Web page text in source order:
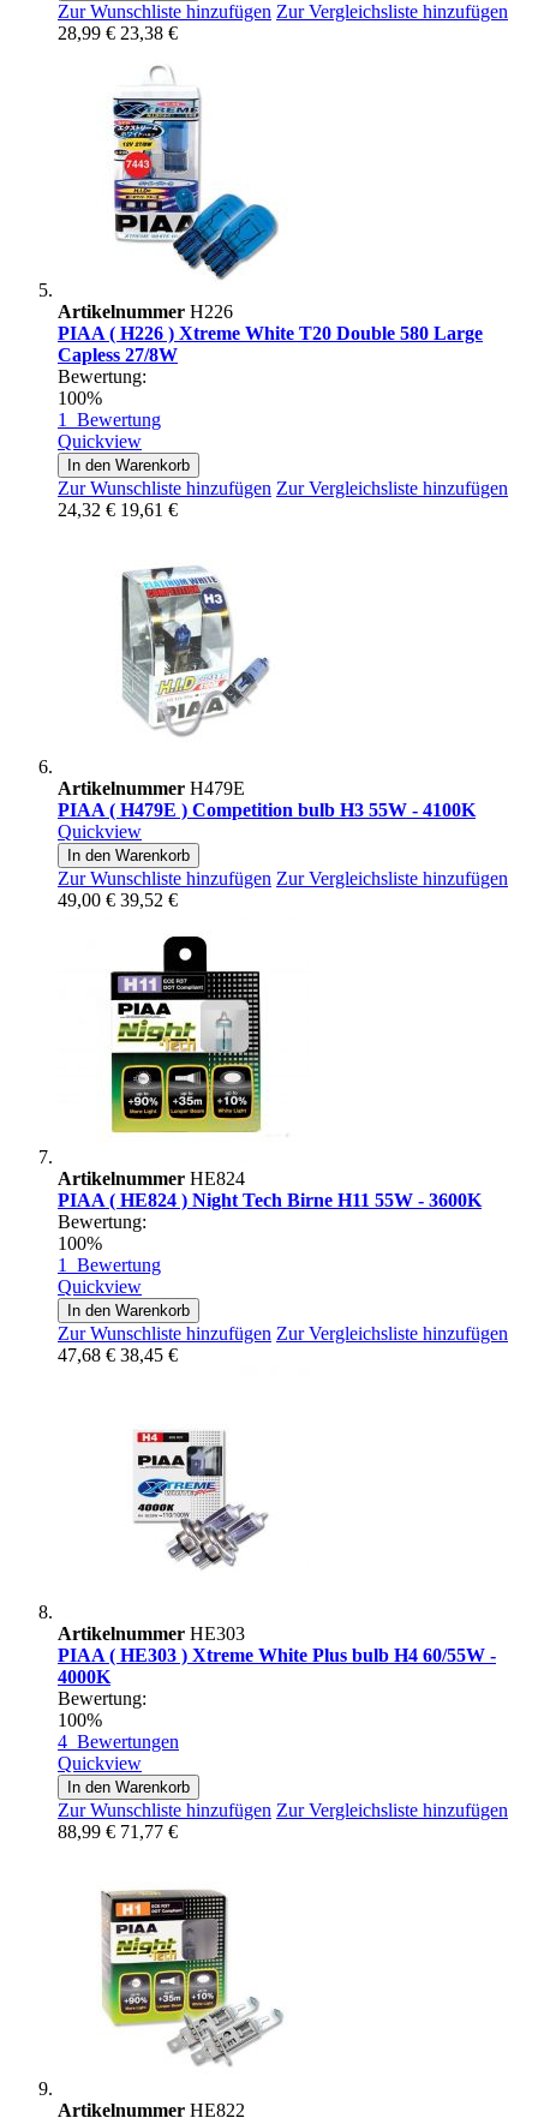
Zur Wunschliste hinzufügen Zur Vergleichsliste hinzufügen
28,99 € 23,38 €
Artikelnummer H226
PIAA ( H226 ) Xtreme White T20 Double 580 Large
Capless 27/8W
Bewertung:
100%
1 Bewertung
Quickview
In den Warenkorb
Zur Wunschliste hinzufügen Zur Vergleichsliste hinzufügen
24,32 € 19,61 €
Artikelnummer H479E
PIAA ( H479E ) Competition bulb H3 55W - 4100K
Quickview
In den Warenkorb
Zur Wunschliste hinzufügen Zur Vergleichsliste hinzufügen
49,00 € 39,52 €
Artikelnummer HE824
PIAA ( HE824 ) Night Tech Birne H11 55W - 3600K
Bewertung:
100%
1 Bewertung
Quickview
In den Warenkorb
Zur Wunschliste hinzufügen Zur Vergleichsliste hinzufügen
47,68 € 38,45 €
Artikelnummer HE303
PIAA ( HE303 ) Xtreme White Plus bulb H4 60/55W -
4000K
Bewertung:
100%
4 Bewertungen
Quickview
In den Warenkorb
Zur Wunschliste hinzufügen Zur Vergleichsliste hinzufügen
88,99 € 71,77 €
Artikelnummer HE822